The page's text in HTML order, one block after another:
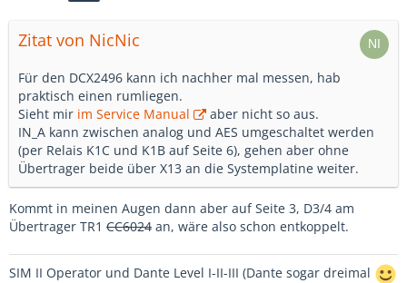
Zitat von NicNic
Für den DCX2496 kann ich nachher mal messen, hab
praktisch einen rumliegen.
Sieht mir im Service Manual
aber nicht so aus.
IN_A kann zwischen analog und AES umgeschaltet werden
(per Relais K1C und K1B auf Seite 6), gehen aber ohne
Übertrager beide über X13 an die Systemplatine weiter.
Kommt in meinen Augen dann aber auf Seite 3, D3/4 am
Übertrager TR1 CC6024 an, wäre also schon entkoppelt.
SIM II Operator und Dante Level I-II-III (Dante sogar dreimal